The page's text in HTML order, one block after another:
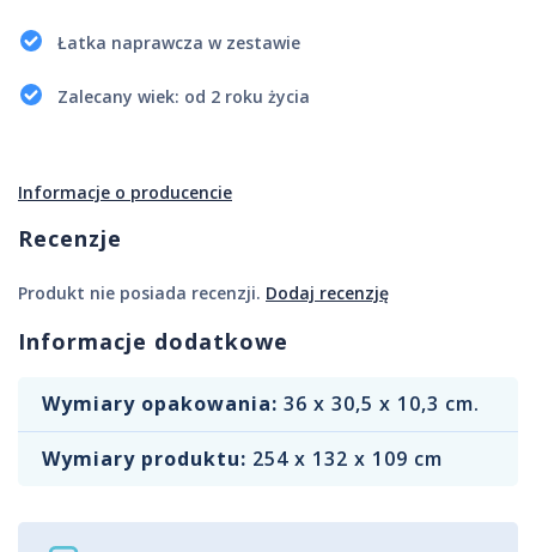
Łatka naprawcza w zestawie
Zalecany wiek: od 2 roku życia
Informacje o producencie
Recenzje
Produkt nie posiada recenzji. Dodaj recenzję
Informacje dodatkowe
Wymiary opakowania: 36 x 30,5 x 10,3 cm.
Wymiary produktu: 254 x 132 x 109 cm